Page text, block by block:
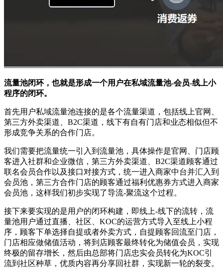
流量池闭环，也就是形成一个用户在私域流量池-会员-线上小
程序的闭环。
首先用户私域流量池连接的是各个流量渠道，包括线上官网、
第三方外卖渠道、B2C渠道，线下有自有门店和业态相似但不
形成竞争关系的合作门店。
我们需要把流量统一引入到流量池，具体操作是官网、门店顾
客进入社群和企业微信，第三方外卖渠道、B2C渠道顾客通过
联名会员合作以及接口对接方式，统一进入商家中台并汇入到
会员池，第三方合作门店的顾客通过福利优惠券方式进入商家
会员池，这样我们初步实现了导流-聚流这个过程。
接下来要实现的是用户的闭环构建，即线上-线下的流转，流
量池用户通过直播、社区、KOC的运营方式导入至线上小程
序，顾客下单选择自提或者外卖方式，自提顾客回流至门店，
门店相应做储值活动，将到店顾客最终转化为储值会员，实现
终极的留存增长，然后由总部将门店忠实会员转化为KOC引
流到社区种草，优质内容再分享回社群，实现新一轮的裂变。